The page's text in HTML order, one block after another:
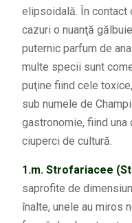
elipsoidală. În contact
cazuri o nuanţă
puternic parfum de
multe specii sunt
puţine fiind cele
sub numele de
gastronomie, fiind
ciuperci de cultură.
1.m. Strofariacee
saprofite de
înalte, unele au miros